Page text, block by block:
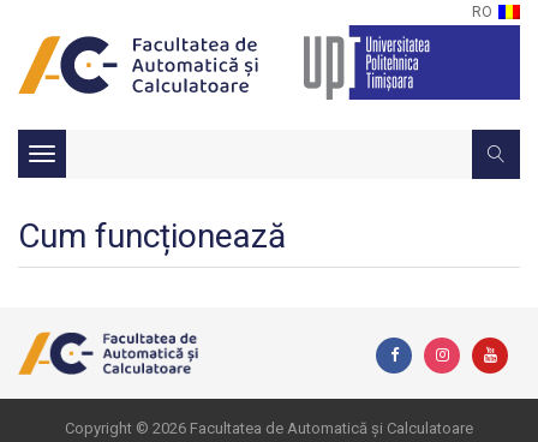
RO
Toggle
navigation
Cum funcționează
Copyright © 2026 Facultatea de Automatică și Calculatoare